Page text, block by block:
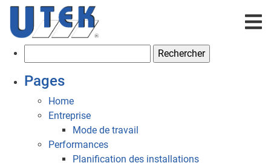
e
c
Pages
Home
Entreprise
Mode de travail
Performances
Planification des installations